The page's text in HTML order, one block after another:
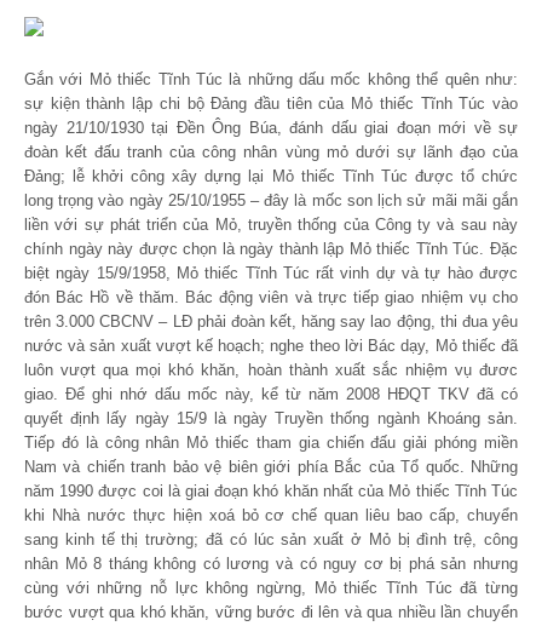
Gắn với Mỏ thiếc Tĩnh Túc là những dấu mốc không thể quên như:
sự kiện thành lập chi bộ Đảng đầu tiên của Mỏ thiếc Tĩnh Túc vào
ngày 21/10/1930 tại Đền Ông Búa, đánh dấu giai đoạn mới về sự
đoàn kết đấu tranh của công nhân vùng mỏ dưới sự lãnh đạo của
Đảng; lễ khởi công xây dựng lại Mỏ thiếc Tĩnh Túc được tổ chức
long trọng vào ngày 25/10/1955 – đây là mốc son lịch sử mãi mãi gắn
liền với sự phát triển của Mỏ, truyền thống của Công ty và sau này
chính ngày này được chọn là ngày thành lập Mỏ thiếc Tĩnh Túc. Đặc
biệt ngày 15/9/1958, Mỏ thiếc Tĩnh Túc rất vinh dự và tự hào được
đón Bác Hồ về thăm. Bác động viên và trực tiếp giao nhiệm vụ cho
trên 3.000 CBCNV – LĐ phải đoàn kết, hăng say lao động, thi đua yêu
nước và sản xuất vượt kế hoạch; nghe theo lời Bác dạy, Mỏ thiếc đã
luôn vượt qua mọi khó khăn, hoàn thành xuất sắc nhiệm vụ đươc
giao. Để ghi nhớ dấu mốc này, kể từ năm 2008 HĐQT TKV đã có
quyết định lấy ngày 15/9 là ngày Truyền thống ngành Khoáng sản.
Tiếp đó là công nhân Mỏ thiếc tham gia chiến đấu giải phóng miền
Nam và chiến tranh bảo vệ biên giới phía Bắc của Tổ quốc. Những
năm 1990 được coi là giai đoạn khó khăn nhất của Mỏ thiếc Tĩnh Túc
khi Nhà nước thực hiện xoá bỏ cơ chế quan liêu bao cấp, chuyển
sang kinh tế thị trường; đã có lúc sản xuất ở Mỏ bị đình trệ, công
nhân Mỏ 8 tháng không có lương và có nguy cơ bị phá sản nhưng
cùng với những nỗ lực không ngừng, Mỏ thiếc Tĩnh Túc đã từng
bước vượt qua khó khăn, vững bước đi lên và qua nhiều lần chuyển